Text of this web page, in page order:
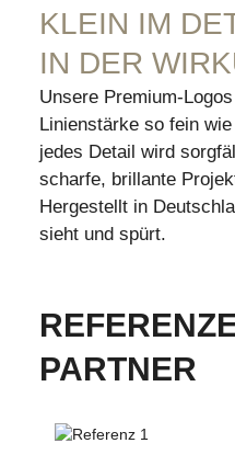
KLEIN IM
N DER
Unsere Premium-
Linienstärke so fein
jedes Detail wird
scharfe, brillante
Hergestellt in
sieht und spürt.
PARTNER